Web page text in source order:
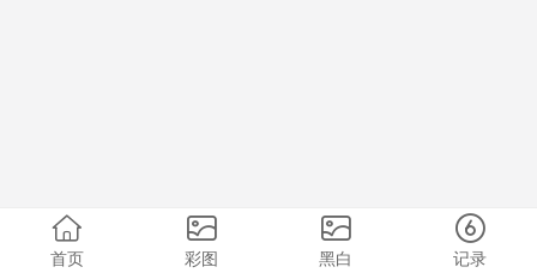
首页 彩图 黑白 记录